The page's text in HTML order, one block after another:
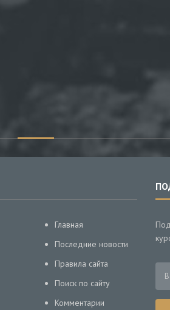
Главная
Последние новости
Правила сайта
Поиск по сайту
Комментарии